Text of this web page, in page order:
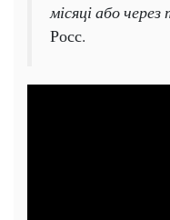
місяці або
Росс.